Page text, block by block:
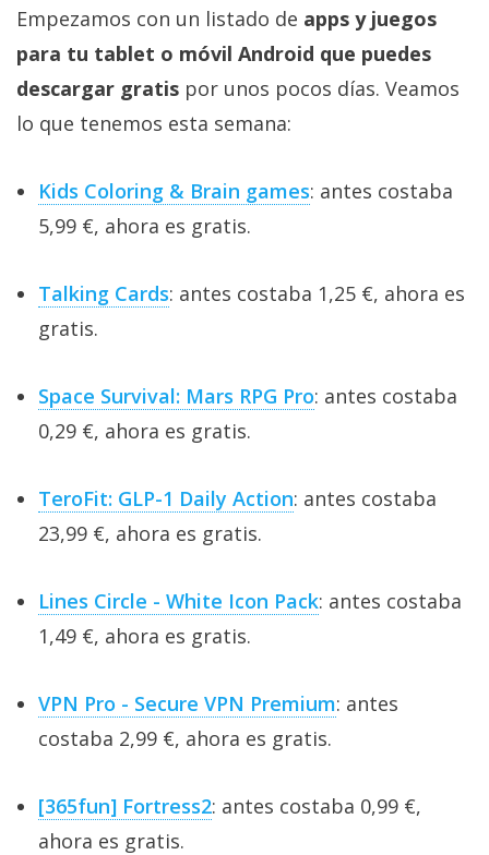
Empezamos con un listado de apps y juegos
para tu tablet o móvil Android que puedes
descargar gratis por unos pocos días. Veamos
lo que tenemos esta semana:
Kids Coloring & Brain games: antes costaba
5,99 €, ahora es gratis.
Talking Cards: antes costaba 1,25 €, ahora es
gratis.
Space Survival: Mars RPG Pro: antes costaba
0,29 €, ahora es gratis.
TeroFit: GLP-1 Daily Action: antes costaba
23,99 €, ahora es gratis.
Lines Circle - White Icon Pack: antes costaba
1,49 €, ahora es gratis.
VPN Pro - Secure VPN Premium: antes
costaba 2,99 €, ahora es gratis.
[365fun] Fortress2: antes costaba 0,99 €,
ahora es gratis.